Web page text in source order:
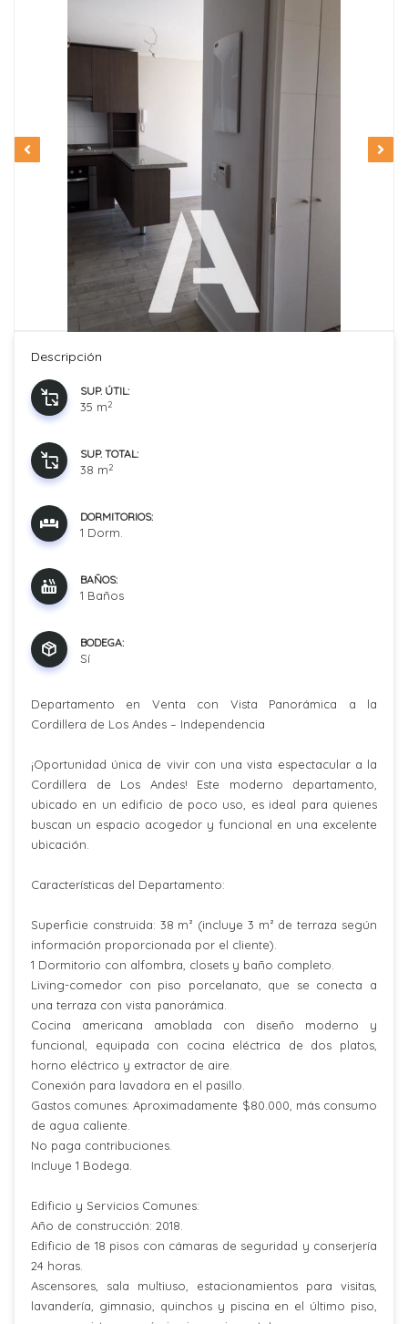
Descripción
SUP. ÚTIL:
35 m2
SUP. TOTAL:
38 m2
DORMITORIOS:
1 Dorm.
BAÑOS:
1 Baños
BODEGA:
Sí
Departamento en Venta con Vista Panorámica a la
Cordillera de Los Andes – Independencia
¡Oportunidad única de vivir con una vista espectacular a la
Cordillera de Los Andes! Este moderno departamento,
ubicado en un edificio de poco uso, es ideal para quienes
buscan un espacio acogedor y funcional en una excelente
ubicación.
Características del Departamento:
Superficie construida: 38 m² (incluye 3 m² de terraza según
información proporcionada por el cliente).
1 Dormitorio con alfombra, closets y baño completo.
Living-comedor con piso porcelanato, que se conecta a
una terraza con vista panorámica.
Cocina americana amoblada con diseño moderno y
funcional, equipada con cocina eléctrica de dos platos,
horno eléctrico y extractor de aire.
Conexión para lavadora en el pasillo.
Gastos comunes: Aproximadamente $80.000, más consumo
de agua caliente.
No paga contribuciones.
Incluye 1 Bodega.
Edificio y Servicios Comunes:
Año de construcción: 2018.
Edificio de 18 pisos con cámaras de seguridad y conserjería
24 horas.
Ascensores, sala multiuso, estacionamientos para visitas,
lavandería, gimnasio, quinchos y piscina en el último piso,